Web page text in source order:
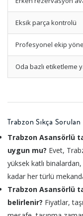
Eksik parça kontrolü
Profesyonel ekip
Oda bazlı etiketleme
Trabzon Sıkça
Trabzon Asansörlü
uygun mu? Evet,
yüksek katlı
kadar her türlü
Trabzon Asansörlü
belirlenir? Fiyatlar,